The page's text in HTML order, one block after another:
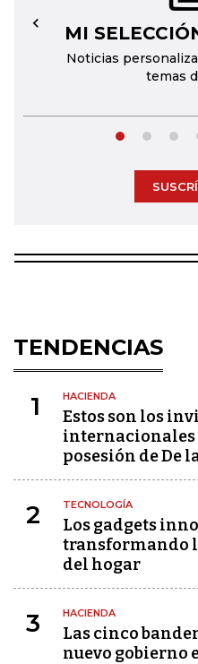
MI
Noticias
temas
←
TENDENCIAS
1 HACIENDA
Estos son los
internacionales
posesión de De
2 TECNOLOGÍA
Los gadgets
transformando
del hogar
3 HACIENDA
Las cinco
nuevo gobierno